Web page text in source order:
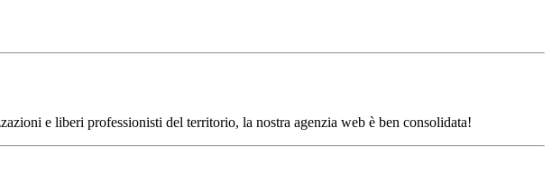
e liberi professionisti del territorio, la nostra agenzia web è ben consolidata!